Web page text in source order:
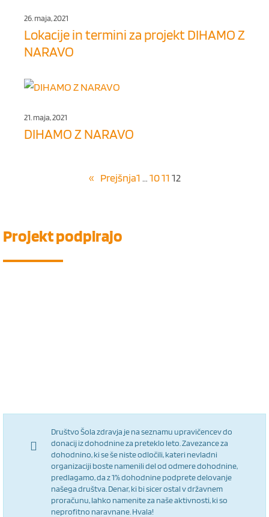
26. maja, 2021
Lokacije in termini za projekt DIHAMO Z
NARAVO
21. maja, 2021
DIHAMO Z NARAVO
« Prejšnja1 …101112
Projektpodpirajo
Društvo Šola zdravja je na seznamu upravičencev do
donacij iz dohodnine za preteklo leto. Zavezance za
dohodnino, ki se še niste odločili, kateri nevladni
organizaciji boste namenili del od odmere dohodnine,
predlagamo, da z 1% dohodnine podprete delovanje
našega društva. Denar, ki bi sicer ostal v državnem
proračunu, lahko namenite za naše aktivnosti, ki so
neprofitno naravnane. Hvala!